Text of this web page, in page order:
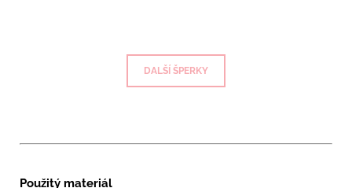
DALŠÍ ŠPERKY
Použitý materiál